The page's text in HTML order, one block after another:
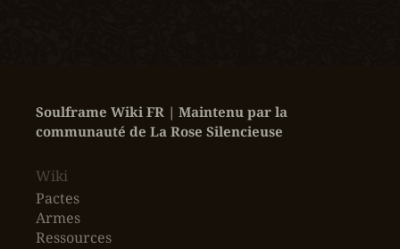
Soulframe Wiki FR | Maintenu par la
communauté de La Rose Silencieuse
Wiki
Pactes
Armes
Ressources